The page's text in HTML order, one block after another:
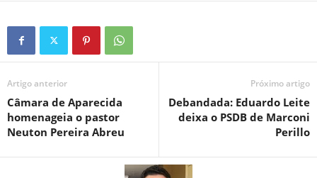
Artigo anterior
Câmara de Aparecida
homenageia o pastor
Neuton Pereira Abreu
Próximo artigo
Debandada: Eduardo Leite
deixa o PSDB de Marconi
Perillo